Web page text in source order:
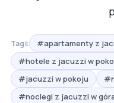
Tagi: #apartamenty z
#hotele z jacuzzi w
#jacuzzi w pokoju
#noclegi z jacuzzi w